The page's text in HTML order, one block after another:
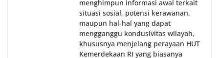
menghimpun informasi awal terkait
situasi sosial, potensi kerawanan,
maupun hal-hal yang dapat
mengganggu kondusivitas wilayah,
khususnya menjelang perayaan HUT
Kemerdekaan RI yang biasanya